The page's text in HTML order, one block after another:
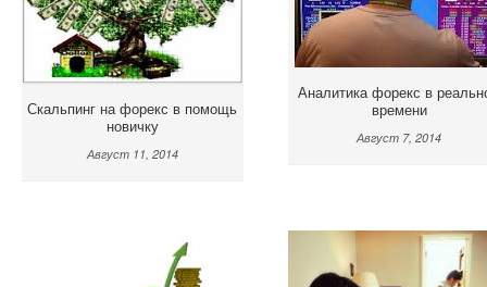
Скальпинг на форекс в помощь
новичку
Август 11, 2014
Аналитика форекс в
времени
Август 7, 2014